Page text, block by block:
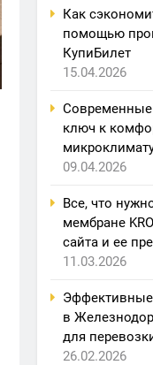
Как
помощью
КупиБилет
15.04.2026
Современные
ключ к
09.04.2026
Все, что
мембране
сайта и ее
11.03.2026
Эффективные
в
для
26.02.2026